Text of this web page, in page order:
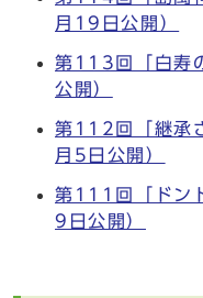
月19日公開）
第113回「白寿
公開）
第112回「継承
月5日公開）
第111回「ドン
9日公開）